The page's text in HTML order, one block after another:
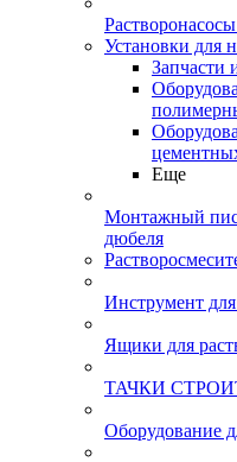
Установки для
Запчасти
Еще
Монтажный
дюбеля
Инструмент
Ящики для
ТАЧКИ
Оборудование